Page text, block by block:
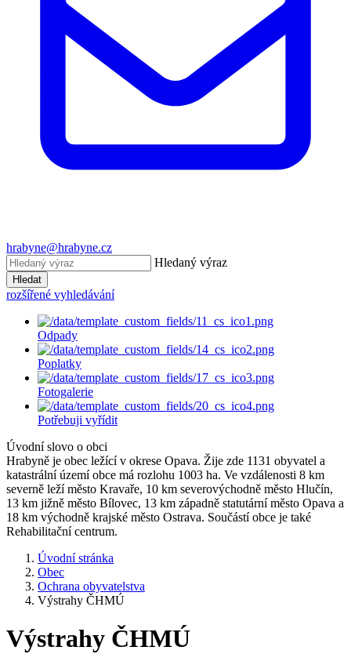
hrabyne@hrabyne.cz
Hledaný výraz
Hledat
rozšířené vyhledávání
Odpady
Poplatky
Fotogalerie
Potřebuji vyřídit
Úvodní slovo o obci
Hrabyně je obec ležící v okrese Opava. Žije zde 1131 obyvatel a
katastrální území obce má rozlohu 1003 ha. Ve vzdálenosti 8 km
severně leží město Kravaře, 10 km severovýchodně město Hlučín,
13 km jižně město Bílovec, 13 km západně statutární město Opava a
18 km východně krajské město Ostrava. Součástí obce je také
Rehabilitační centrum.
Úvodní stránka
Obec
Ochrana obyvatelstva
Výstrahy ČHMÚ
Výstrahy ČHMÚ